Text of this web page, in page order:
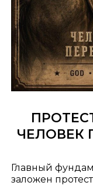
ЧЕЛОВЕК
Главный
заложен